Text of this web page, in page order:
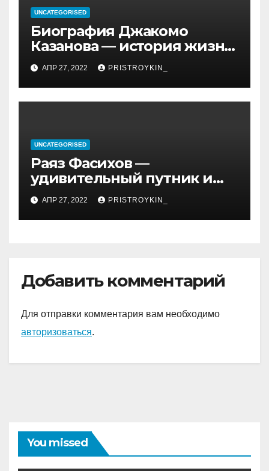
UNCATEGORISED
Биография Джакомо
Казанова — история жизни
легендарного седуктора
АПР 27, 2022 PRISTROYKIN_
UNCATEGORISED
Раяз Фасихов —
удивительный путник и
достойный представитель
нового поколения
молодых спортсменов
будущее!
АПР 27, 2022 PRISTROYKIN_
Добавить комментарий
Для отправки комментария вам необходимо
авторизоваться.
You missed